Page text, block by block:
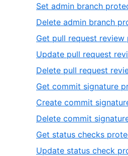
Set admin branch
Delete admin branch
Get pull request
Update pull request
Delete pull request
Get commit signature
Create commit
Delete commit
Get status checks
Update status check